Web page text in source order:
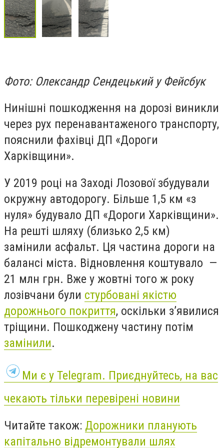
Фото: Олександр Сендецький у Фейсбук
Нинішні пошкодження на дорозі виникли
через рух перенавантаженого транспорту,
пояснили фахівці ДП «Дороги
Харківщини».
У 2019 році на Заході Лозової збудували
окружну автодорогу. Більше 1,5 км «з
нуля» будувало ДП «Дороги Харківщини».
На решті шляху (близько 2,5 км)
замінили асфальт. Ця частина дороги на
балансі міста. Відновлення коштувало —
21 млн грн. Вже у жовтні того ж року
лозівчани були стурбовані якістю
дорожнього покриття, оскільки з’явилися
тріщини. Пошкоджену частину потім
замінили.
Ми є у Telegram. Приєднуйтесь, на вас
чекають тільки перевірені новини
Читайте також: Дорожники планують
капітально відремонтували шлях